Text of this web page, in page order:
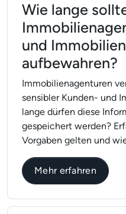
Wie lange
und
aufbewahren?
Immobilienagenturen
sensibler Kunden- und
lange dürfen diese
gespeichert werden?
Vorgaben gelten und
Mehr erfahrenüber